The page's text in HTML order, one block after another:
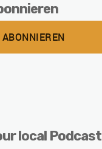
local Podcast